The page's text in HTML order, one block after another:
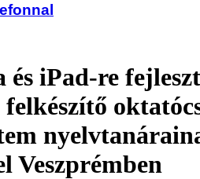
és iPad-re
Veszprémben